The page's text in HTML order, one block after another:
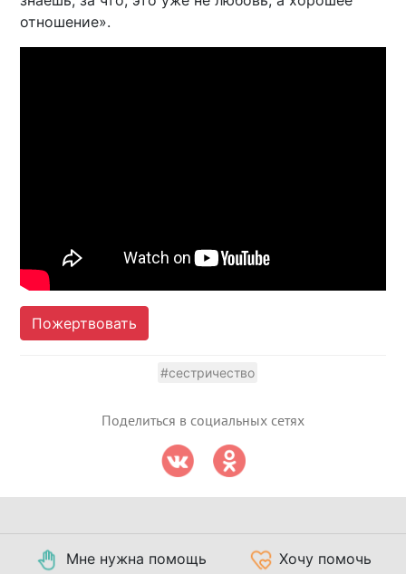
отношение».
Пожертвовать
#сестричество
Поделиться в социальных сетях
Мне нужна помощь Хочу помочь